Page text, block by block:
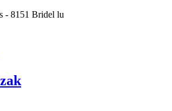
- 8151 Bridel lu